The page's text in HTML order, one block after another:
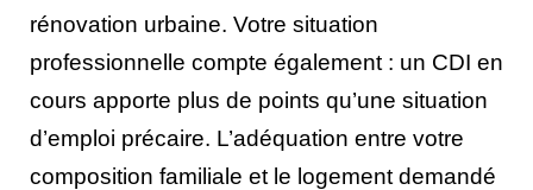
rénovation urbaine. Votre situation
professionnelle compte également : un CDI en
cours apporte plus de points qu’une situation
d’emploi précaire. L’adéquation entre votre
composition familiale et le logement demandé